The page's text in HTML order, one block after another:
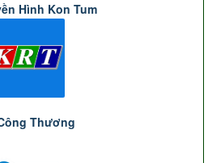
Hình Kon Tum
Thương